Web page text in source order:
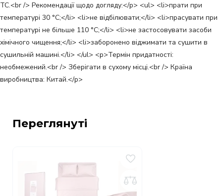
ТС.<br /> Рекомендації щодо догляду:</p> <ul> <li>прати при
температурі 30 °С;</li> <li>не відбілювати;</li> <li>прасувати при
температурі не більше 110 °С;</li> <li>не застосовувати засоби
хімічного чищення;</li> <li>заборонено віджимати та сушити в
сушильній машині.</li> </ul> <p>Термін придатності:
необмежений.<br /> Зберігати в сухому місці.<br /> Країна
виробництва: Китай.</p>
Переглянуті